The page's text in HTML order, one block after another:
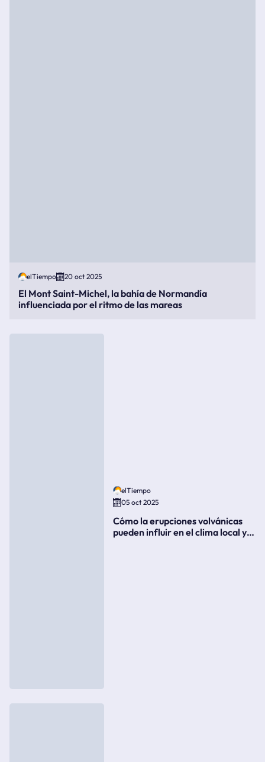
elTiempo 20 oct 2025
El Mont Saint-Michel, la bahía de Normandía
influenciada por el ritmo de las mareas
elTiempo
05 oct 2025
Cómo la erupciones volvánicas
pueden influir en el clima local y